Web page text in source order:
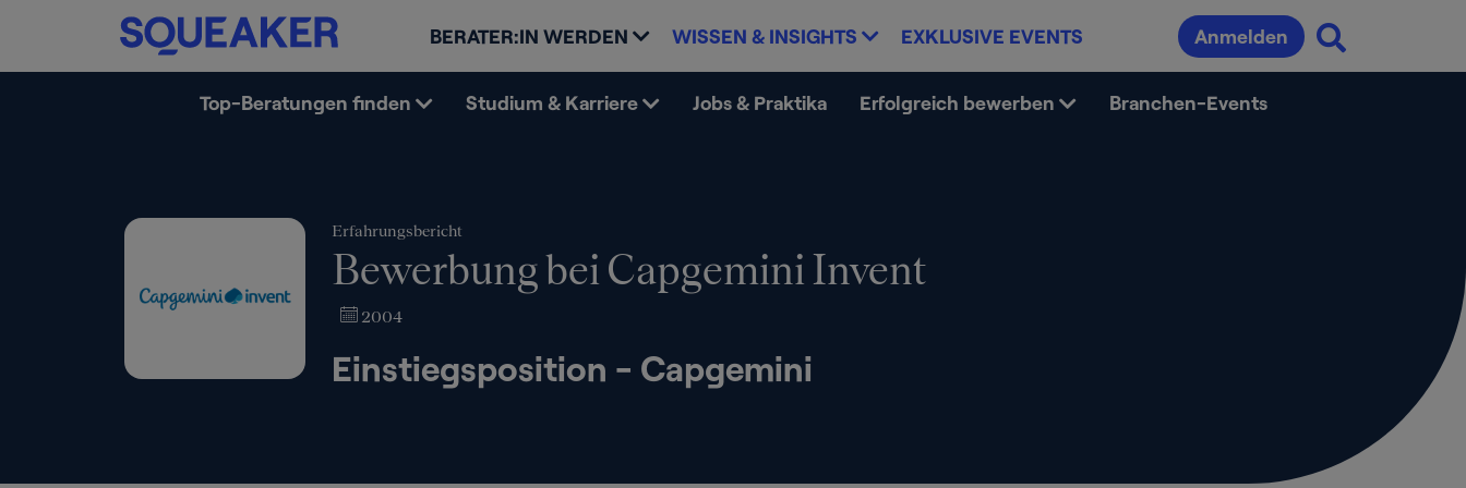
BERATER:IN WERDEN WISSEN & INSIGHTS EXKLUSIVE EVENTS Anmelden
Top-Beratungen finden Studium & Karriere Jobs & Praktika Erfolgreich bewerben Branchen-Events
Erfahrungsbericht
Bewerbung bei Capgemini Invent
2004
Einstiegsposition - Capgemini